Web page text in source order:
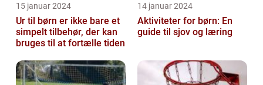
15 januar 2024
Ur til børn er ikke bare et
simpelt tilbehør, der kan
bruges til at fortælle tiden
14 januar 2024
Aktiviteter for børn: En
guide til sjov og læring